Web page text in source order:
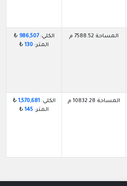
المساحة 7588.52 م الكلي:986,507
₺
المتر: 130
₺
المساحة 10832.28 م الكلي:1,570,681
₺
المتر: 145
₺